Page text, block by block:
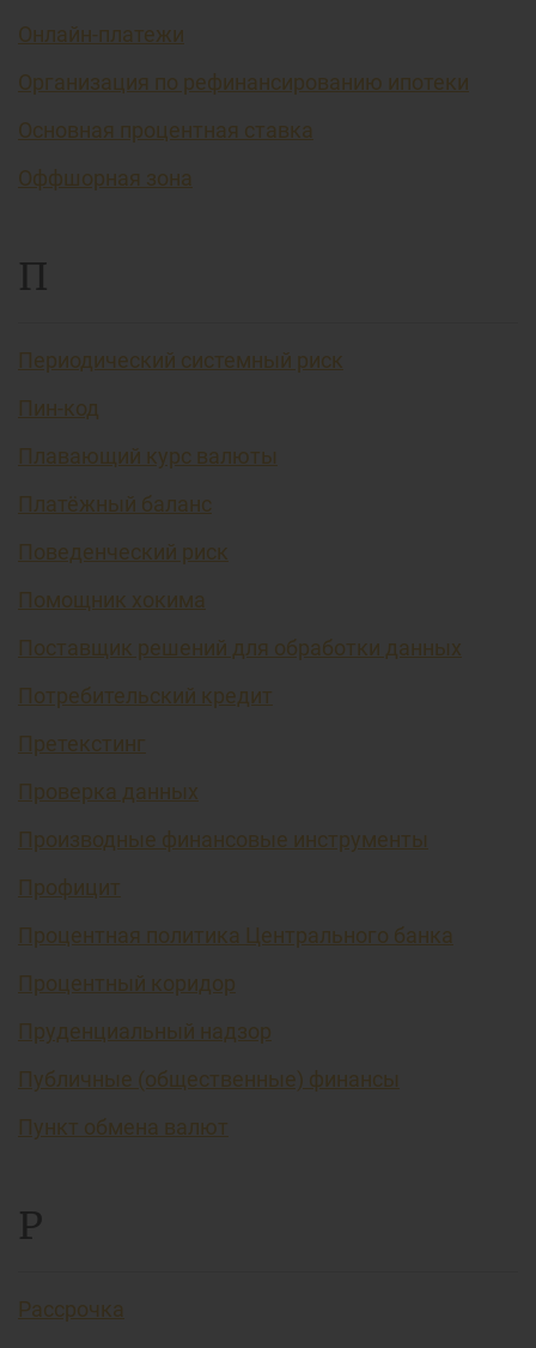
Онлайн-платежи
Организация по рефинансированию ипотеки
Основная процентная ставка
Оффшорная зона
П
Периодический системный риск
Пин-код
Плавающий курс валюты
Платёжный баланс
Поведенческий риск
Помощник хокима
Поставщик решений для обработки данных
Потребительский кредит
Претекстинг
Проверка данных
Производные финансовые инструменты
Профицит
Процентная политика Центрального банка
Процентный коридор
Пруденциальный надзор
Публичные (общественные) финансы
Пункт обмена валют
Р
Рассрочка